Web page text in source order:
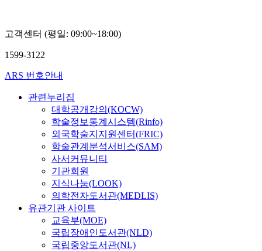
고객센터 (평일: 09:00~18:00)
1599-3122
ARS 번호안내
관련누리집
대학공개강의(KOCW)
학술정보통계시스템(Rinfo)
외국학술지지원센터(FRIC)
학술관계분석서비스(SAM)
사서커뮤니티
기관회원
지식나눔(LOOK)
의학전자도서관(MEDLIS)
유관기관 사이트
교육부(MOE)
국립장애인도서관(NLD)
국립중앙도서관(NL)